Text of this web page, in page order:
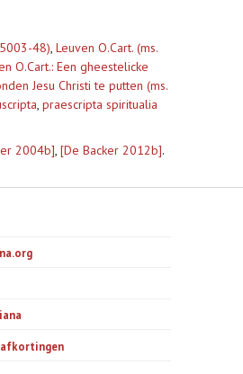
48), Leuven O.Cart. (ms.
O.Cart.: Een gheestelicke
Jesu Christi te putten (ms.
, praescripta spiritualia
2004b], [De Backer 2012b].
afkortingen